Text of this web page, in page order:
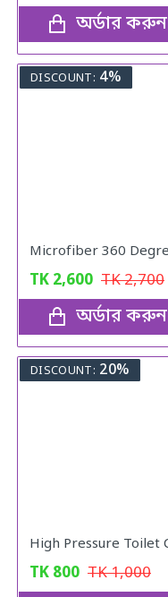
অর্ডার করুন
DISCOUNT: 4%
TK 2,600 TK2,700
অর্ডার করুন
DISCOUNT: 20%
TK 800 TK1,000